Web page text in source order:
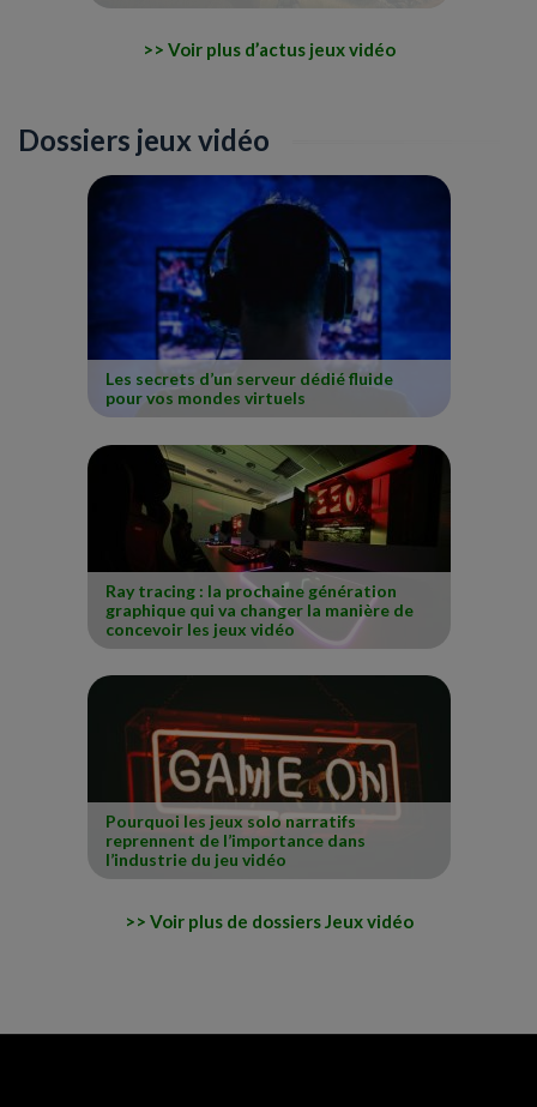
Voir plus d’actus jeux vidéo
Dossiers jeux vidéo
Les secrets d’un serveur dédié fluide
pour vos mondes virtuels
Ray tracing : la prochaine génération
graphique qui va changer la manière de
concevoir les jeux vidéo
Pourquoi les jeux solo narratifs
reprennent de l’importance dans
l’industrie du jeu vidéo
Voir plus de dossiers Jeux vidéo